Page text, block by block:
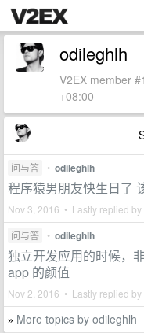
odileghlh
V2EX member
+08:00
问与答 • odileghlh
程序猿男朋友快生日了
Nov 3, 2016 • Lastly replied by
问与答 • odileghlh
独立开发应用的时候，
app 的颜值
Nov 2, 2016 • Lastly replied by
» More topics by odileghlh